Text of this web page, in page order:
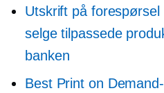
Utskrift på forespørsel
selge tilpassede
banken
Best Print on